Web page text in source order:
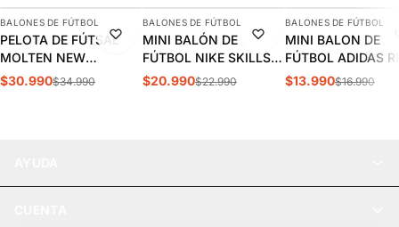
-11%
BALONES DE FÚTBOL
PELOTA DE FÚTSAL
MOLTEN NEW
VANTAGGIO 1900 N°4 |
$30.990$34.990
-9%
BALONES DE FÚTBOL
MINI BALÓN DE
FÚTBOL NIKE SKILLS
TOTAL 90 | IH7533-101
$20.990$22.990
-18%
BALONES DE FÚTBOL
MINI BALON DE
FÚTBOL ADIDAS
MADRID JN7306
$13.990$16.990